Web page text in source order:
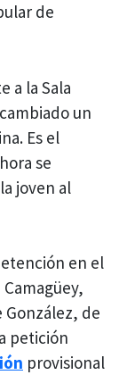
de
a la Sala
un
Es el
se
joven al
en el
de
petición
provisional